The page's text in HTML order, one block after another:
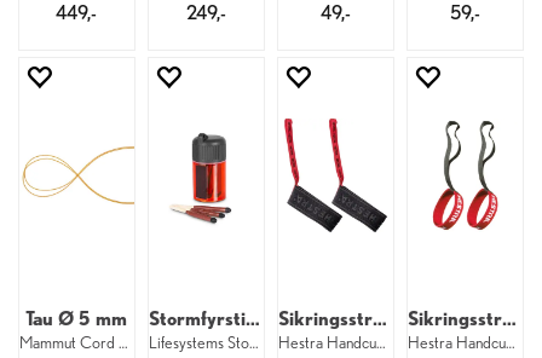
449,- 249,- 49,- 59,-
Tau Ø 5 mm
Mammut Cord POS 600 cm
Stormfyrstikker
Lifesystems Stormproof Matches
Sikringsstropper brede
Hestra Handcuff 35 mm W 5–9
Sikringsstropper til barn
Hestra Handcuff 17 mm Baby 1–3